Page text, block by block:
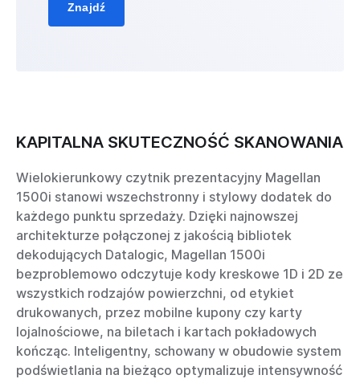
Znajdź
KAPITALNA SKUTECZNOŚĆ SKANOWANIA
Wielokierunkowy czytnik prezentacyjny Magellan
1500i stanowi wszechstronny i stylowy dodatek do
każdego punktu sprzedaży. Dzięki najnowszej
architekturze połączonej z jakością bibliotek
dekodujących Datalogic, Magellan 1500i
bezproblemowo odczytuje kody kreskowe 1D i 2D ze
wszystkich rodzajów powierzchni, od etykiet
drukowanych, przez mobilne kupony czy karty
lojalnościowe, na biletach i kartach pokładowych
kończąc. Inteligentny, schowany w obudowie system
podświetlania na bieżąco optymalizuje intensywność